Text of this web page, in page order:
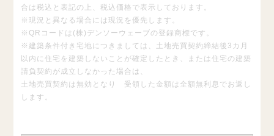
合は税込と表記の上、税込価格で表示しております。
※現況と異なる場合には現況を優先します。
※QRコードは(株)デンソーウェーブの登録商標です。
※建築条件付き宅地につきましては、土地売買契約締結後3カ月
以内に住宅を建築しないことが確定したとき、または住宅の建築
請負契約が成立しなかった場合は、
土地売買契約は無効となり 受領した金額は全額無利息でお返し
します。